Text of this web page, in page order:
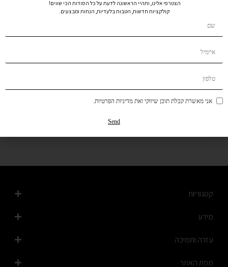
coming soon
New Collection
קטגוריות
מידע
עזרה ותמיכה
מפת האתר
הצטרפי אלינו, ותהיי הראשונה לדעת על כל הסודות הכי שווים!
קולקציות חדשות, הטבות בלעדיות, הנחות ומבצעים.
אני מאשרת קבלת תוכן שיווקי ואת מדיניות הפרטיות.
Send